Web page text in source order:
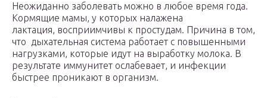
Неожиданно заболевать можно в любое время года.
Кормящие мамы, у которых налажена
лактация, восприимчивы к простудам. Причина в том,
что дыхательная система работает с повышенными
нагрузками, которые идут на выработку молока. В
результате иммунитет ослабевает, и инфекции
быстрее проникают в организм.